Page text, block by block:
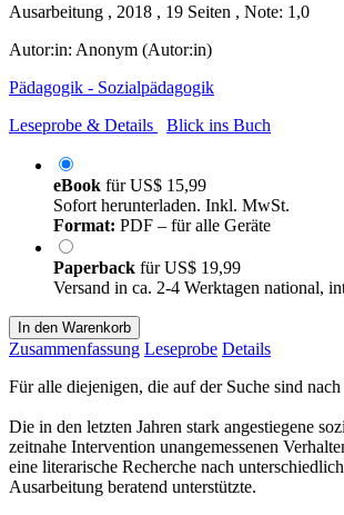
Ausarbeitung , 2018 , 19 Seiten , Note: 1,0
Autor:in: Anonym (Autor:in)
Pädagogik - Sozialpädagogik
Leseprobe & Details
Blick ins Buch
eBook fürUS$ 15,99
Sofort herunterladen. Inkl. MwSt.
Format: PDF – für alle Geräte
Paperback fürUS$ 19,99
Versand in ca. 2-4 Werktagen national,
In den Warenkorb
Zusammenfassung Leseprobe Details
Für alle diejenigen, die auf der Suche sind
Die in den letzten Jahren stark angestiegene
zeitnahe Intervention unangemessenen
eine literarische Recherche nach
Ausarbeitung beratend unterstützte.